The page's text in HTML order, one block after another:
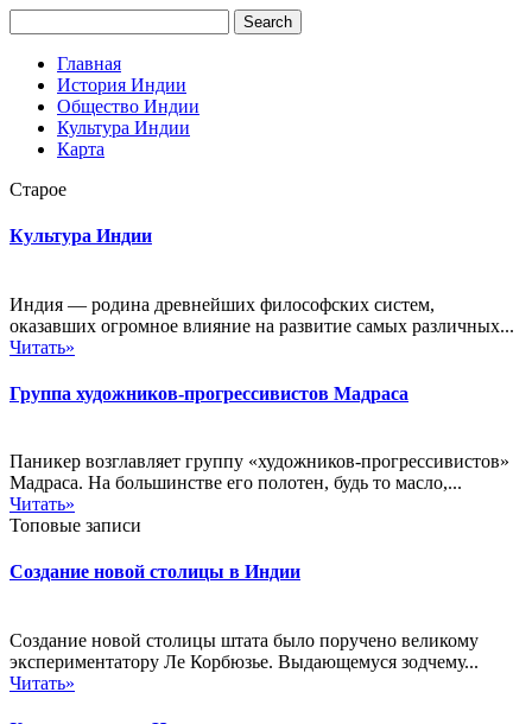
Главная
История Индии
Общество Индии
Культура Индии
Карта
Старое
Культура Индии
Индия — родина древнейших философских систем,
оказавших огромное влияние на развитие самых различных...
Читать»
Группа художников-прогрессивистов Мадраса
Паникер возглавляет группу «художников-прогрессивистов»
Мадраса. На большинстве его полотен, будь то масло,...
Читать»
Топовые записи
Создание новой столицы в Индии
Создание новой столицы штата было поручено великому
экспериментатору Ле Корбюзье. Выдающемуся зодчему...
Читать»